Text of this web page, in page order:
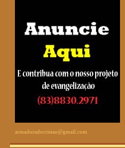
armaduradocristao@gmail.com